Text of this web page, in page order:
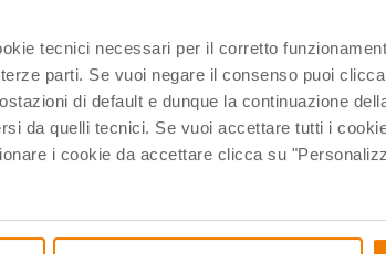
tecnici necessari per il corretto
parti. Se vuoi negare il consenso puoi
di default e dunque la continuazione
da quelli tecnici. Se vuoi accettare tutti i
i cookie da accettare clicca su